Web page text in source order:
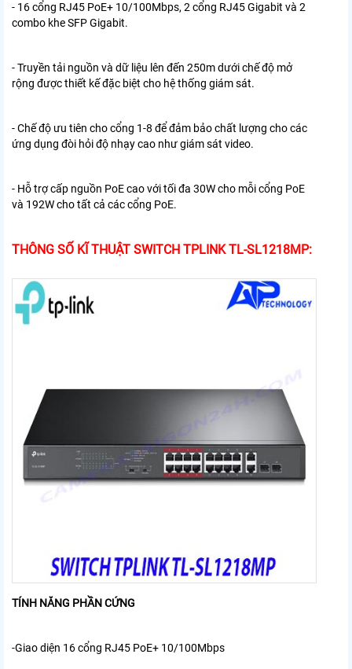
- 16 cổng RJ45 PoE+ 10/100Mbps, 2 cổng RJ45 Gigabit và 2
combo khe SFP Gigabit.
- Truyền tải nguồn và dữ liệu lên đến 250m dưới chế độ mở
rộng được thiết kế đặc biệt cho hệ thống giám sát.
- Chế độ ưu tiên cho cổng 1-8 để đảm bảo chất lượng cho các
ứng dụng đòi hỏi độ nhạy cao như giám sát video.
- Hỗ trợ cấp nguồn PoE cao với tối đa 30W cho mỗi cổng PoE
và 192W cho tất cả các cổng PoE.
THÔNG SỐ KĨ THUẬT SWITCH TPLINK TL-SL1218MP:
TÍNH NĂNG PHẦN CỨNG
-Giao diện 16 cổng RJ45 PoE+ 10/100Mbps